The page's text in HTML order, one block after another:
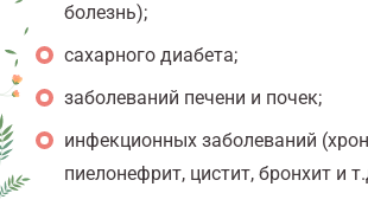
болезнь);
сахарного диабета;
заболеваний печени и почек;
инфекционных заболеваний
пиелонефрит, цистит, бронхит и